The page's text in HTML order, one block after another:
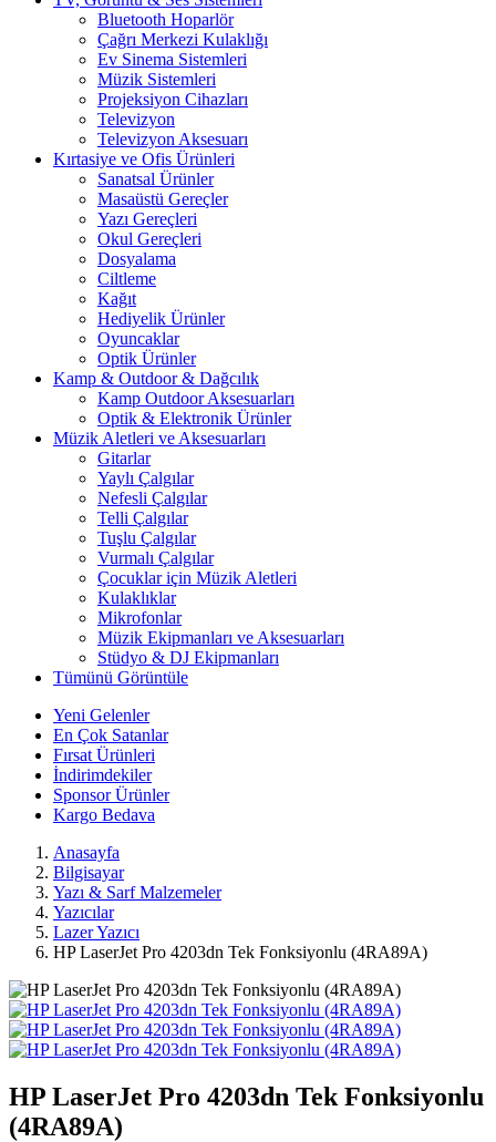
Bluetooth Hoparlör
Çağrı Merkezi Kulaklığı
Ev Sinema Sistemleri
Müzik Sistemleri
Projeksiyon Cihazları
Televizyon
Televizyon Aksesuarı
Kırtasiye ve Ofis Ürünleri
Sanatsal Ürünler
Masaüstü Gereçler
Yazı Gereçleri
Okul Gereçleri
Dosyalama
Ciltleme
Kağıt
Hediyelik Ürünler
Oyuncaklar
Optik Ürünler
Kamp & Outdoor & Dağcılık
Kamp Outdoor Aksesuarları
Optik & Elektronik Ürünler
Müzik Aletleri ve Aksesuarları
Gitarlar
Yaylı Çalgılar
Nefesli Çalgılar
Telli Çalgılar
Tuşlu Çalgılar
Vurmalı Çalgılar
Çocuklar için Müzik Aletleri
Kulaklıklar
Mikrofonlar
Müzik Ekipmanları ve Aksesuarları
Stüdyo & DJ Ekipmanları
Tümünü Görüntüle
Yeni Gelenler
En Çok Satanlar
Fırsat Ürünleri
İndirimdekiler
Sponsor Ürünler
Kargo Bedava
Anasayfa
Bilgisayar
Yazı & Sarf Malzemeler
Yazıcılar
Lazer Yazıcı
HP LaserJet Pro 4203dn Tek Fonksiyonlu (4RA89A)
HP LaserJet Pro 4203dn Tek Fonksiyonlu
(4RA89A)